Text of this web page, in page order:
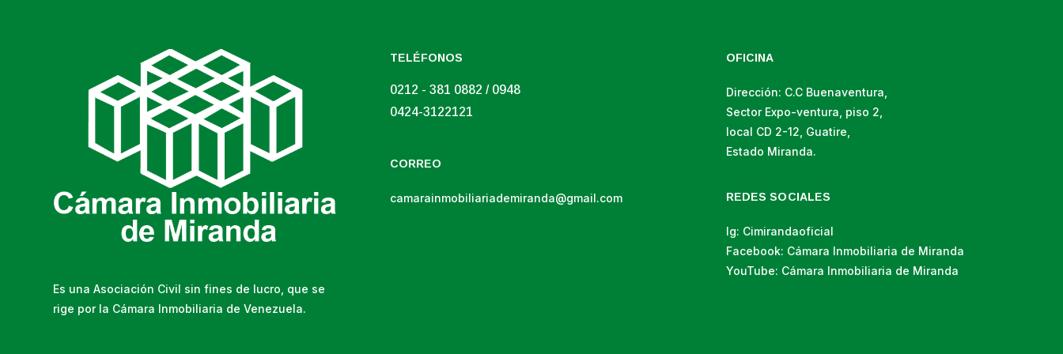
Es una Asociación Civil sin fines de lucro, que se
rige por la Cámara Inmobiliaria de Venezuela.
TELÉFONOS
0212 - 381 0882 / 0948
0424-3122121
CORREO
camarainmobiliariademiranda@gmail.com
OFICINA
Dirección: C.C Buenaventura,
Sector Expo-ventura, piso 2,
local CD 2-12, Guatire,
Estado Miranda.
REDES SOCIALES
Ig: Cimirandaoficial
Facebook: Cámara Inmobiliaria de Miranda
YouTube: Cámara Inmobiliaria de Miranda